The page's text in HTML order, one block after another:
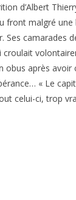
d’Albert
malgré
camarades
croulait
après avoir
« Le
celui-ci, trop